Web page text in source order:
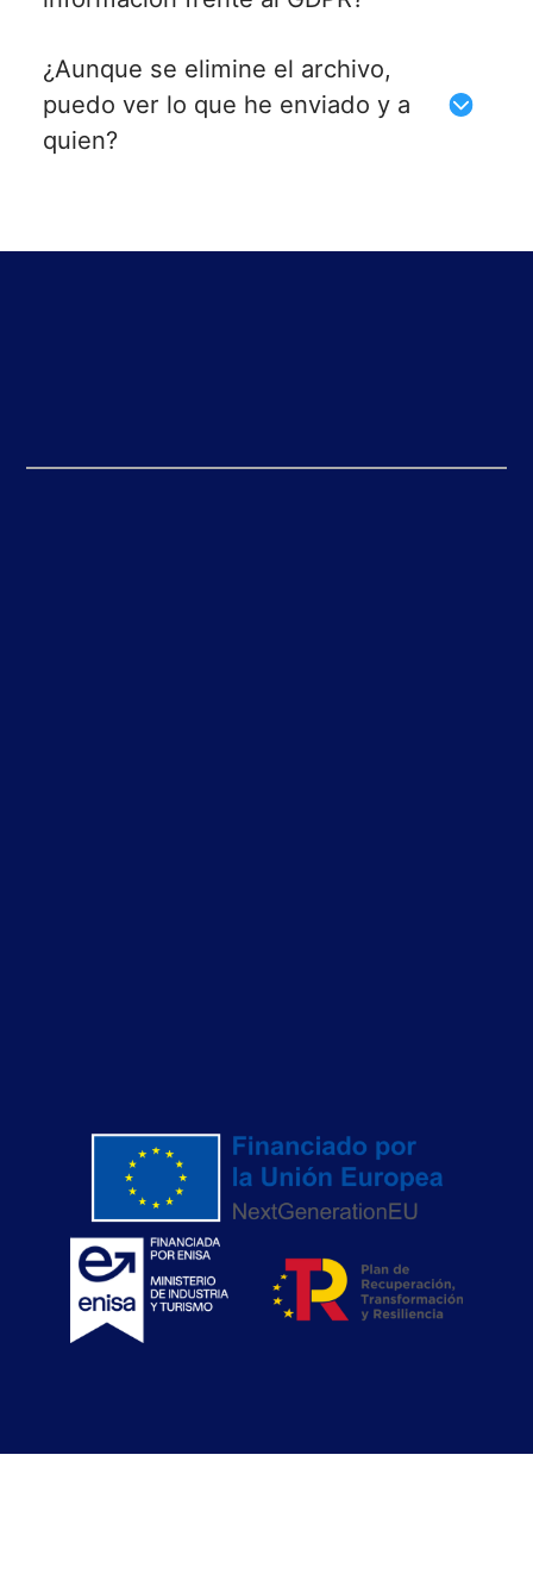
¿Aunque se elimine el archivo,
puedo ver lo que he enviado y a
quien?